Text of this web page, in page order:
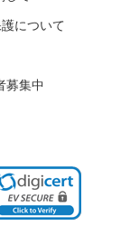
について
募集中